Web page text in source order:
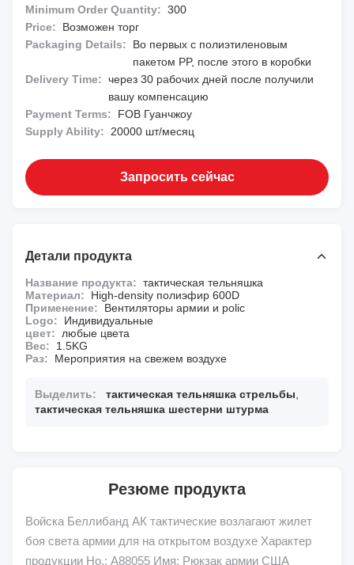
Minimum Order Quantity: 300
Price:
Возможен торг
Packaging Details:
Во первых с полиэтиленовым
пакетом PP, после этого в коробки
Delivery Time: через 30 рабочих дней после получили
вашу компенсацию
Payment Terms:
FOB Гуанчжоу
Supply Ability:
20000 шт/месяц
Запросить сейчас
Детали продукта
Название продукта: тактическая тельняшка
Материал:
High-density полиэфир 600D
Применение:
Вентиляторы армии и polic
Logo:
Индивидуальные
цвет:
любые цвета
Вес:
1.5KG
Раз:
Мероприятия на свежем воздухе
Выделить: тактическая тельняшка стрельбы
тактическая тельняшка шестерни штурма
Резюме продукта
Войска Беллибанд АК тактические возлагают жилет
боя света армии для на открытом воздухе Характер
продукции Но.: А88055 Имя: Рюкзак армии США